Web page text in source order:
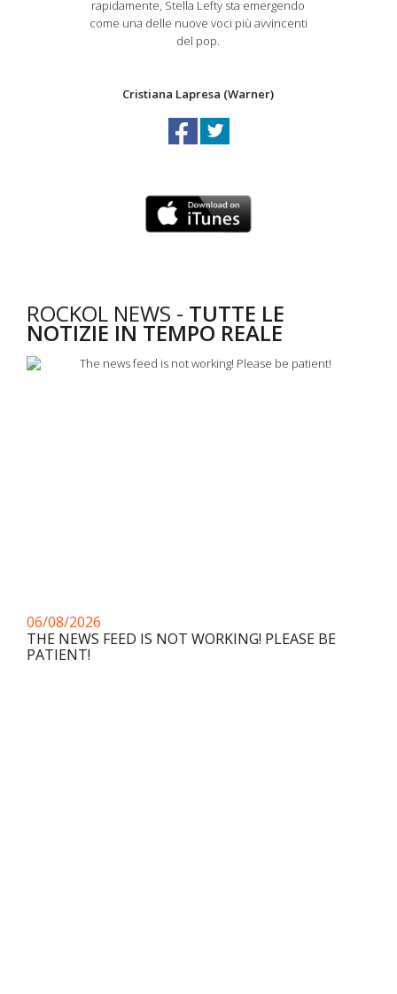
rapidamente, Stella Lefty sta emergendo
come una delle nuove voci più avvincenti
del pop.
Cristiana Lapresa (Warner)
ROCKOL NEWS - TUTTE LE
NOTIZIE IN TEMPO REALE
06/08/2026
THE NEWS FEED IS NOT WORKING! PLEASE BE
PATIENT!